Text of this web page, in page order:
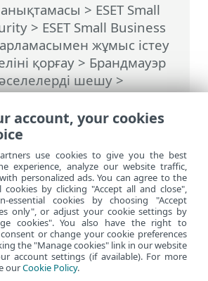
анықтамасы > ESET Small
> ESET Small Business
жұмыс істеу
қорғау > Брандмауэр
шешу>
және журналдар
ерекшеліктерді
сайтты қарау
account, your cookies
use cookies to give you the best
experience, analyze our website traffic,
personalized ads. You can agree to the
by clicking "Accept all and close",
essential cookies by choosing "Accept
only", or adjust your cookie settings by
cookies". You also have the right to
or change your cookie preferences
the "Manage cookies" link in our website
account settings (if available). For more
ourCookie Policy.